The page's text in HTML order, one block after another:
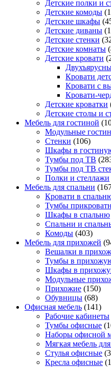
Детские полки и
Детские комоды
Детские шкафы
Детские диваны
Детские стенки
Детские комнаты
Детские кровати
Кровати
Кровати с
Кровати-
Детские кроватки
Детские столы и
Мебель для гостиной
Модульные
Стенки (106)
Шкафы в
Тумбы под ТВ
Тумбы под ТВ
Полки и стеллажи
Мебель для спальни
Кровати в
Тумбы
Шкафы в спальню
Спальни и
Комоды (403)
Мебель для прихожей
Вешалки в
Тумбы в
Шкафы в
Модульные
Прихожие (150)
Обувницы (68)
Офисная мебель (141)
Рабочие кабинеты
Тумбы офисные
Наборы офисной
Мягкая мебель
Стулья офисные
Кресла офисные